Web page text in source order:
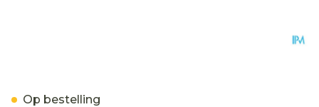
Op bestelling